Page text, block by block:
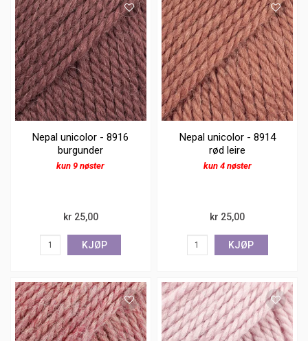
Nepal unicolor - 8916
burgunder
kun 9 nøster
kr 25,00
KJØP
Nepal unicolor - 8914
rød leire
kun 4 nøster
kr 25,00
KJØP